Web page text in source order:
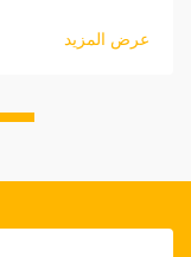
للبائعين بالجملة. هذه
عرض المزيد